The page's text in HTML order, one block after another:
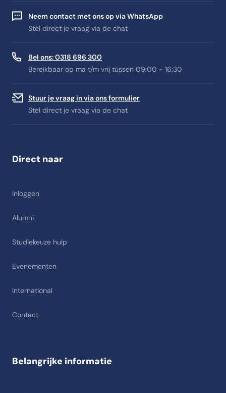
Neem contact met ons op via WhatsApp
Stel direct je vraag via de chat
Bel ons: 0318 696 300
Bereikbaar op ma t/m vrij tussen 09:00 - 16:30
Stuur je vraag in via ons formulier
Stel direct je vraag via de chat
Direct naar
Inloggen
Alumni
Studiekeuze hulp
Evenementen
International
Contact
Belangrijke informatie